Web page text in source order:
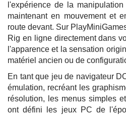
l'expérience de la
maintenant en mouvement et
route devant. Sur
Rig en ligne directement dans
l'apparence et la sensation
matériel ancien ou de
En tant que jeu de navigateur
émulation, recréant les
résolution, les menus simples
ont défini les jeux PC de